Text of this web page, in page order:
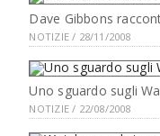
Dave Gibbons
NOTIZIE / 28/11/2008
Uno sguardo sugli
NOTIZIE / 22/08/2008